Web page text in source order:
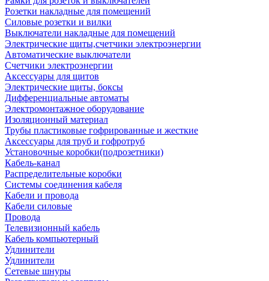
Розетки накладные для помещений
Силовые розетки и вилки
Выключатели накладные для помещений
Электрические щиты,счетчики электроэнергии
Автоматические выключатели
Счетчики электроэнергии
Аксессуары для щитов
Электрические щиты, боксы
Дифференциальные автоматы
Электромонтажное оборудование
Изоляционный материал
Трубы пластиковые гофрированные и жесткие
Аксессуары для труб и гофротруб
Установочные коробки(подрозетники)
Кабель-канал
Распределительные коробки
Системы соединения кабеля
Кабели и провода
Кабели силовые
Провода
Телевизионный кабель
Кабель компьютерный
Удлинители
Удлинители
Сетевые шнуры